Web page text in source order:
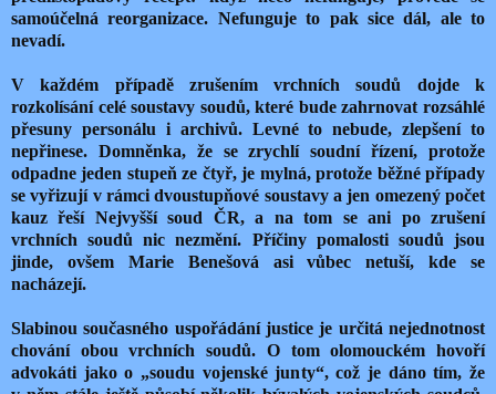
samoúčelná reorganizace. Nefunguje to pak sice dál, ale to
nevadí.
V každém případě zrušením vrchních soudů dojde k
rozkolísání celé soustavy soudů, které bude zahrnovat rozsáhlé
přesuny personálu i archivů. Levné to nebude, zlepšení to
nepřinese. Domněnka, že se zrychlí soudní řízení, protože
odpadne jeden stupeň ze čtyř, je mylná, protože běžné případy
se vyřizují v rámci dvoustupňové soustavy a jen omezený počet
kauz řeší Nejvyšší soud ČR, a na tom se ani po zrušení
vrchních soudů nic nezmění. Příčiny pomalosti soudů jsou
jinde, ovšem Marie Benešová asi vůbec netuší, kde se
nacházejí.
Slabinou současného uspořádání justice je určitá nejednotnost
chování obou vrchních soudů. O tom olomouckém hovoří
advokáti jako o „soudu vojenské junty“, což je dáno tím, že